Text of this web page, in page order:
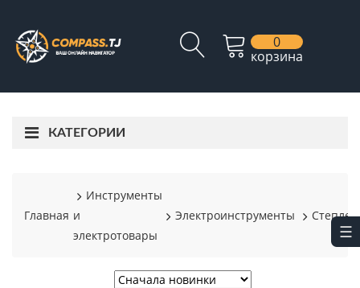
0
корзина
КАТЕГОРИИ
Главная
Инструменты
и
электротовары
Электроинструменты